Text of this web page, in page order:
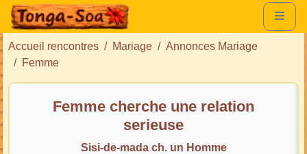
Accueil rencontres Mariage
Annonces Mariage
Femme
Femme cherche une relation
serieuse
Sisi-de-mada ch. un Homme